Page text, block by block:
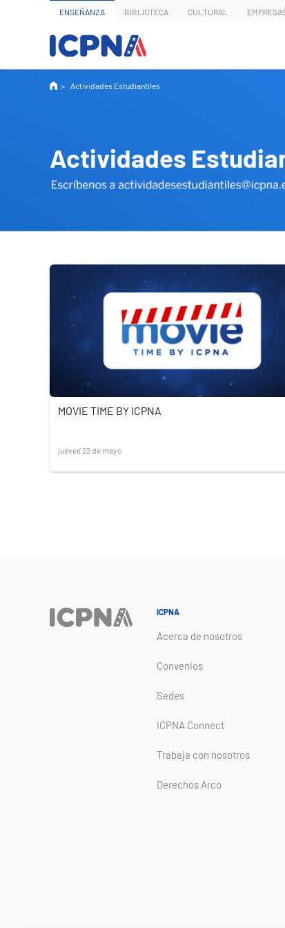
ENSEÑANZA BIBLIOTECA CULTURAL
Actividades Estudiantiles
Actividades
MOVIE TIME BY ICPNA
jueves 22 de mayo
ICPNA
Acerca de nosotros
Convenios
Sedes
ICPNA Connect
Trabaja con nosotros
Derechos Arco